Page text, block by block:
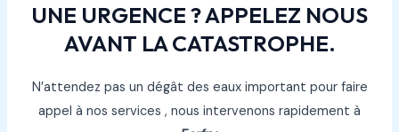
UNE URGENCE ? APPELEZ NOUS
AVANT LA CATASTROPHE.
N’attendez pas un dégât des eaux important pour faire
appel à nos services , nous intervenons rapidement à